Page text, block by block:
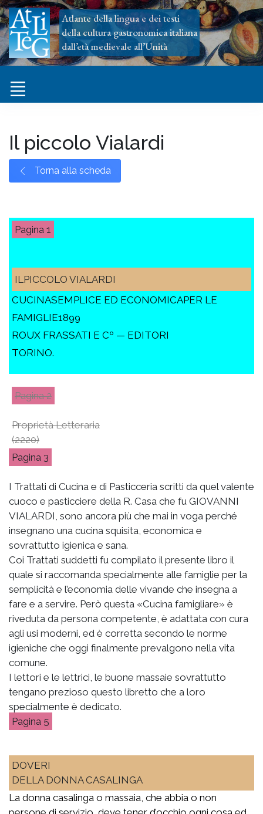
Atlante della lingua e dei testi
della cultura gastronomica italiana
dall’età medievale all’Unità
Il piccolo Vialardi
Torna alla scheda
1
ILPICCOLO VIALARDI
CUCINASEMPLICE ED ECONOMICAPER LE
FAMIGLIE1899
ROUX FRASSATI E Cº — EDITORI
TORINO.
2
Proprietà Letteraria
(2220)
3
I Trattati di Cucina e di Pasticceria scritti da quel valente
cuoco e pasticciere della R. Casa che fu GIOVANNI
VIALARDI, sono ancora più che mai in voga perché
insegnano una cucina squisita, economica e
sovrattutto igienica e sana.
Coi Trattati suddetti fu compilato il presente libro il
quale si raccomanda specialmente alle famiglie per la
semplicità e l’economia delle vivande che insegna a
fare e a servire. Però questa «Cucina famigliare» è
riveduta da persona competente, è adattata con cura
agli usi moderni, ed è corretta secondo le norme
igieniche che oggi finalmente prevalgono nella vita
comune.
I lettori e le lettrici, le buone massaie sovrattutto
tengano prezioso questo libretto che a loro
specialmente è dedicato.
5
DOVERI
DELLA DONNA CASALINGA
La donna casalinga o massaia, che abbia o non